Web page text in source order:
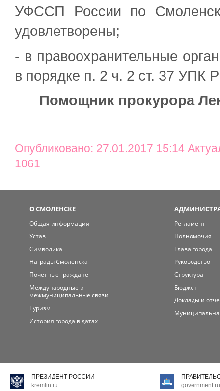
УФССП России по
удовлетворены;
- в правоохранительные
в порядке п. 2 ч. 2 ст. 37 УПК
Помощник прокурора
Опубликовано: 27.01.2017 15:14
1061
О СМОЛЕНСКЕ
Общая информация
Устав
Символика
Награды Смоленска
Почётные граждане
Международные и
межмуниципальные связи
Туризм
История города в датах
Регламент
Полномочия
Глава города
Руководство
Структура
Бюджет
Доклады и
ПРЕЗИДЕНТ РОССИИ
kremlin.ru
government.ru